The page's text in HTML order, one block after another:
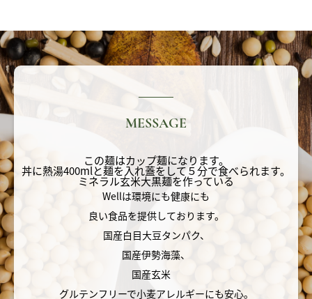
MESSAGE
この麺はカップ麺になります。
丼に熱湯400mlと麺を入れ蓋をして５分で食べられます。
ミネラル玄米大黒麺を作っている
Wellは環境にも健康にも
良い食品を提供しております。
国産白目大豆タンパク、
国産伊勢海藻、
国産玄米
グルテンフリーで小麦アレルギーにも安心。